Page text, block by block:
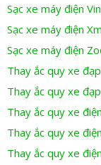
Sạc xe máy điện
Sạc xe máy điện
Sạc xe máy điện
Thay ắc quy xe
Thay ắc quy xe
Thay ắc quy xe
Thay ắc quy xe
Thay ắc quy xe